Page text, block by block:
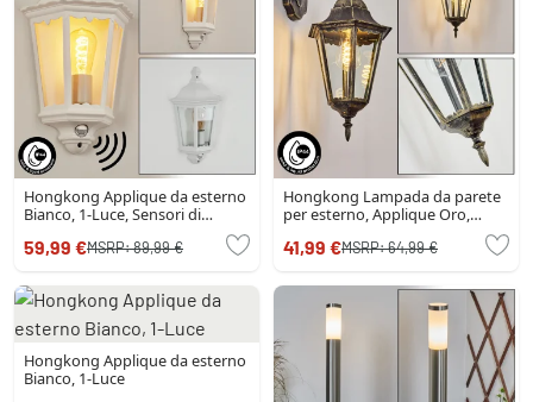
Hongkong Applique da esterno
Bianco, 1-Luce, Sensori di
59,99 €MSRP:89,99 €
Hongkong Lampada da parete
per esterno, Applique Oro,
41,99 €MSRP:64,99 €
Hongkong Applique da esterno
Bianco, 1-Luce